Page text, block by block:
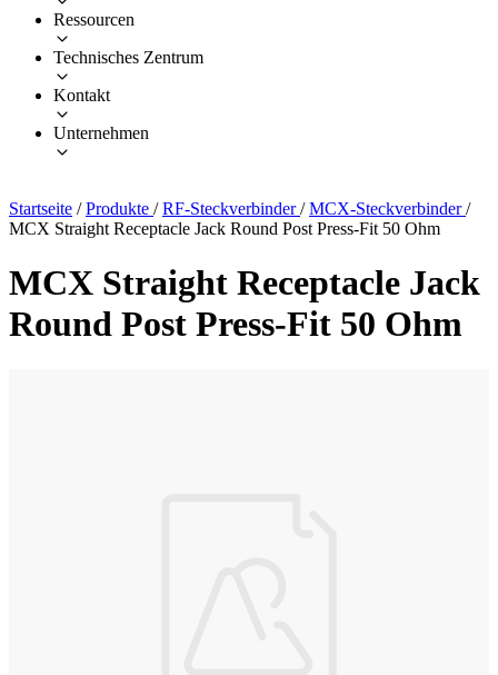
Ressourcen
Technisches Zentrum
Kontakt
Unternehmen
Startseite / Produkte / RF-Steckverbinder/ MCX-Steckverbinder/
MCX Straight Receptacle Jack Round Post Press-Fit 50 Ohm
MCX Straight Receptacle Jack
Round Post Press-Fit 50 Ohm